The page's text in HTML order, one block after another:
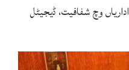
وچ شفافیت، ڈیجیٹل